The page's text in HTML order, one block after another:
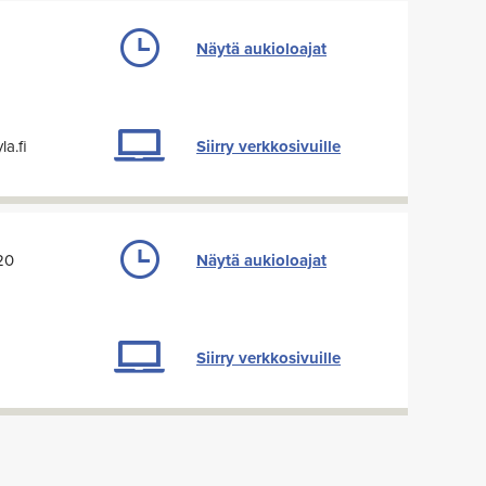
Näytä aukioloajat
Siirry verkkosivuille
Näytä aukioloajat
Siirry verkkosivuille